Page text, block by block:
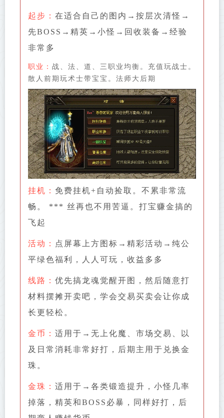
起步： 在适合自己的图内→按层次清怪→
先BOSS→精英→小怪→回收装备→经验
非常多
职业： 战、法、道、三职业均衡。充值玩战士。
散人前期玩术士带宝宝。法师大后期
挂机： 免费挂机+自动捡取。不累非常流
畅。 *** 丝再也不用苦逼。打宝赚金搞的
飞起
活动：
点屏幕上方图标→精彩活动→纯公
平绿色福利，人人可玩，收益多多
线路： 优先搞龙魂觉醒开图，然后随意打
材料摆摊开卖吧，学会交易买卖会让你成
长更轻松。
金币： 适用于→无上化魔、市场交易、以
及日常消耗非常好打，后期主用于兑换金
珠。
金珠： 适用于→各类锻造提升，小怪几率
掉落，精英和BOSS必暴，同样好打，后